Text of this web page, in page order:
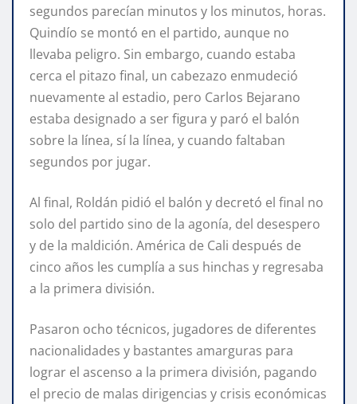
segundos parecían minutos y los minutos, horas.
Quindío se montó en el partido, aunque no
llevaba peligro. Sin embargo, cuando estaba
cerca el pitazo final, un cabezazo enmudeció
nuevamente al estadio, pero Carlos Bejarano
estaba designado a ser figura y paró el balón
sobre la línea, sí la línea, y cuando faltaban
segundos por jugar.
Al final, Roldán pidió el balón y decretó el final no
solo del partido sino de la agonía, del desespero
y de la maldición. América de Cali después de
cinco años les cumplía a sus hinchas y regresaba
a la primera división.
Pasaron ocho técnicos, jugadores de diferentes
nacionalidades y bastantes amarguras para
lograr el ascenso a la primera división, pagando
el precio de malas dirigencias y crisis económicas